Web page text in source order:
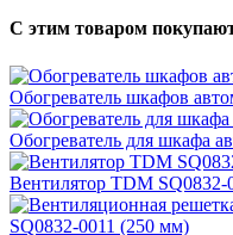
С этим товаром
Обогреватель шкафов
Обогреватель для шкафа
Вентилятор TDM SQ0832-